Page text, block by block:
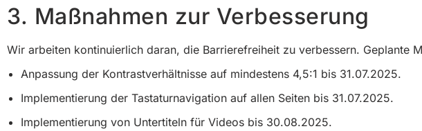
3. Maßnahmen zur Verbesserung
Wir arbeiten kontinuierlich daran, die Barrierefreiheit zu verbessern. Geplante
Anpassung der Kontrastverhältnisse auf mindestens 4,5:1 bis 31.07.2025.
Implementierung der Tastaturnavigation auf allen Seiten bis 31.07.2025.
Implementierung von Untertiteln für Videos bis 30.08.2025.